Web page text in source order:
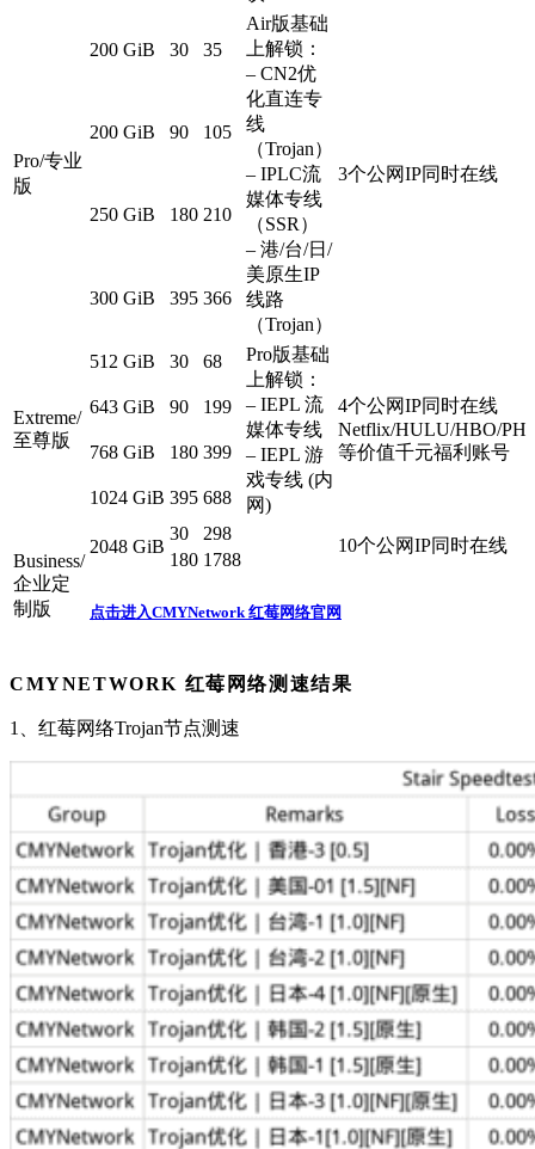
Pro/专业
版
200 GiB 30 35
Air版基础
上解锁：
– CN2优
化直连专
线
（Trojan）
– IPLC流
媒体专线
（SSR）
– 港/台/日/
美原生IP
线路
（Trojan）
3个公网IP同时在线
200 GiB 90 105
250 GiB 180 210
300 GiB 395 366
Extreme/
至尊版
512 GiB 30 68
Pro版基础
上解锁：
– IEPL 流
媒体专线
– IEPL 游
戏专线 (内
网)
4个公网IP同时在线
Netflix/HULU/HBO/PH
等价值千元福利账号
643 GiB 90 199
768 GiB 180 399
1024 GiB 395 688
Business/
企业定
制版
2048 GiB
30 298
10个公网IP同时在线
180 1788
点击进入CMYNetwork 红莓网络官网
CMYNETWORK 红莓网络测速结果
1、红莓网络Trojan节点测速